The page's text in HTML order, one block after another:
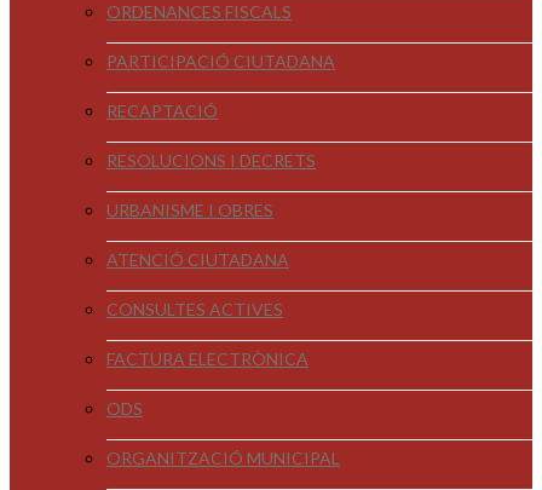
ORDENANCES FISCALS
PARTICIPACIÓ CIUTADANA
RECAPTACIÓ
RESOLUCIONS I DECRETS
URBANISME I OBRES
ATENCIÓ CIUTADANA
CONSULTES ACTIVES
FACTURA ELECTRÒNICA
ODS
ORGANITZACIÓ MUNICIPAL